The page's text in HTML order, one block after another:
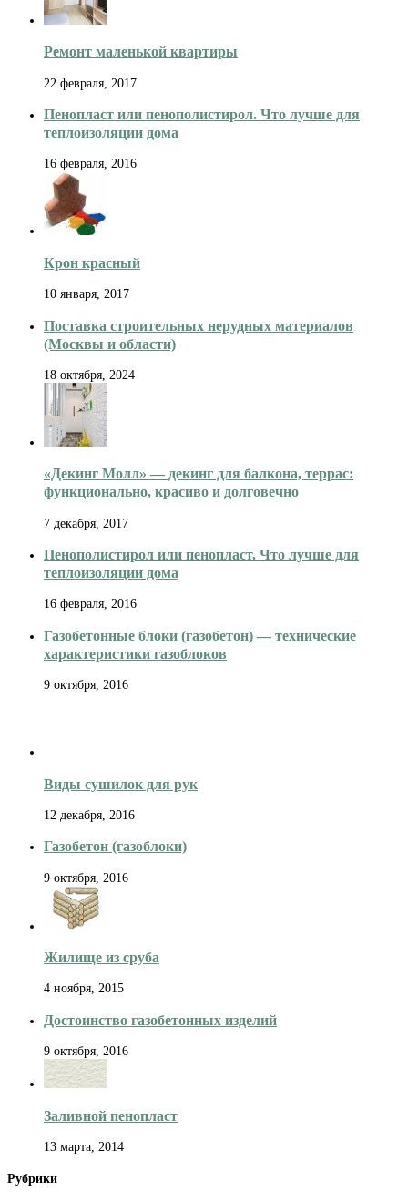
Ремонт маленькой квартиры
22 февраля, 2017
Пенопласт или пенополистирол. Что лучше для
теплоизоляции дома
16 февраля, 2016
Крон красный
10 января, 2017
Поставка строительных нерудных материалов
(Москвы и области)
18 октября, 2024
«Декинг Молл» — декинг для балкона, террас:
функционально, красиво и долговечно
7 декабря, 2017
Пенополистирол или пенопласт. Что лучше для
теплоизоляции дома
16 февраля, 2016
Газобетонные блоки (газобетон) — технические
характеристики газоблоков
9 октября, 2016
Виды сушилок для рук
12 декабря, 2016
Газобетон (газоблоки)
9 октября, 2016
Жилище из сруба
4 ноября, 2015
Достоинство газобетонных изделий
9 октября, 2016
Заливной пенопласт
13 марта, 2014
Рубрики